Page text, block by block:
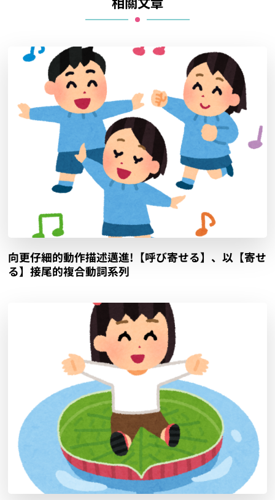
向更仔細的動作描述邁進!【呼び寄せる】、以【寄せ
る】接尾的複合動詞系列